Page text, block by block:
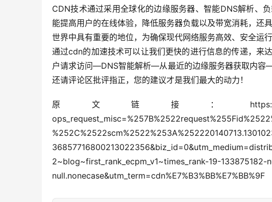
CDN技术通过采用全球化的边缘服务器、智能DNS解析、
能提高用户的在线体验，降低服务器负载以及带宽消耗，还
世界中具有重要的地位，为确保现代网络服务高效、安全运
通过cdn的加速技术可以让我们更快的进行信息的传递，
户请求访问—DNS智能解析—从最近的边缘服务器获取内容
还请评论区批评指正，您的建议才是我们最大的动力！
原文链接：https://blog.csdn.net/
2~blog~first_rank_ecpm_v1~times_rank-19-133875182-
null.nonecase&utm_term=cdn%E7%B3%BB%E7%BB%9F